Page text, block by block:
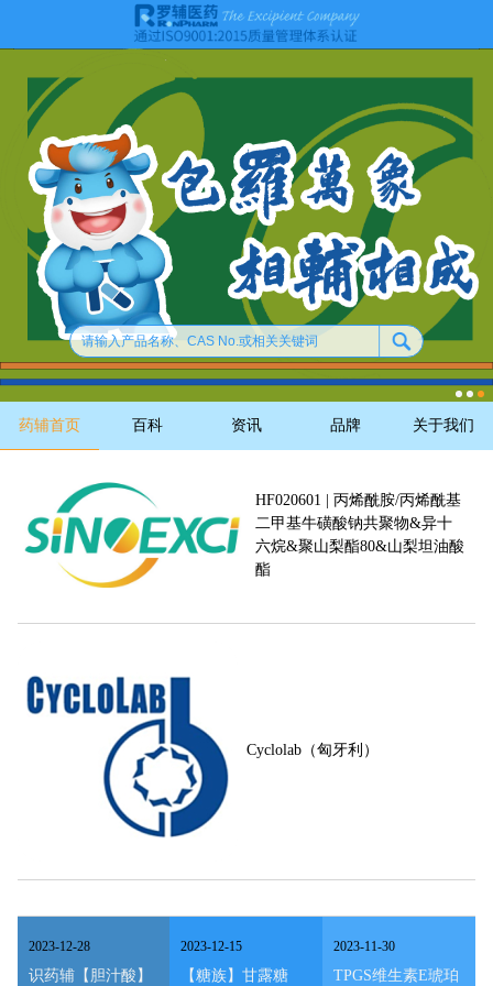
药辅首页 百科 资讯 品牌 关于我们
HF020601 | 丙烯酰胺/丙烯酰基
二甲基牛磺酸钠共聚物&异十
六烷&聚山梨酯80&山梨坦油酸
酯
Cyclolab（匈牙利）
识药辅【胆汁酸】
2023-12-28
【糖族】甘露糖
2023-12-15
TPGS维生素E琥珀
2023-11-30